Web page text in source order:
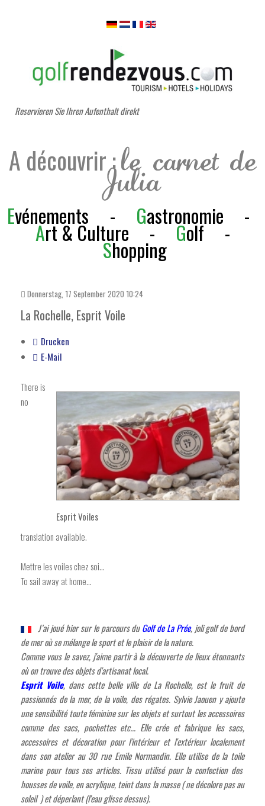
Reservieren Sie Ihren Aufenthalt direkt
A découvrir : le carnet de
Julia
Evénements - Gastronomie -
Art & Culture -Golf-
Shopping
Donnerstag, 17 September 2020 10:24
La Rochelle, Esprit Voile
Drucken
E-Mail
Esprit Voiles
There is
no
translation available.
Mettre les voiles chez soi...
To sail away at home...
J’ai joué hier sur le parcours duGolf de La Prée, joli golf de bord
de mer où se mélange le sport et le plaisir de la nature.
Comme vous le savez, j'aime partir à la découverte de lieux étonnants
où on trouve des objets d'artisanat local.
Esprit Voile, dans cette belle ville de La Rochelle, est le fruit de
passionnés de la mer, de la voile, des régates. Sylvie Jaouen y ajoute
une sensibilité toute féminine sur les objets et surtout les accessoires
comme des sacs, pochettes etc... Elle crée et fabrique les sacs,
accessoires et décoration pour l'intérieur et l'extérieur localement
dans son atelier au 30 rue Emile Normandin. Elle utilise de la toile
marine pour tous ses articles. Tissu utilisé pour la confection des
housses de voile, en acrylique, teint dans la masse ( ne décolore pas au
soleil ) et déperlant (l'eau glisse dessus).